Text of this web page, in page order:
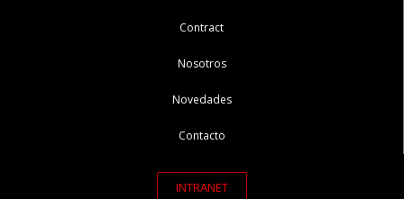
Contract
Nosotros
Novedades
Contacto
INTRANET